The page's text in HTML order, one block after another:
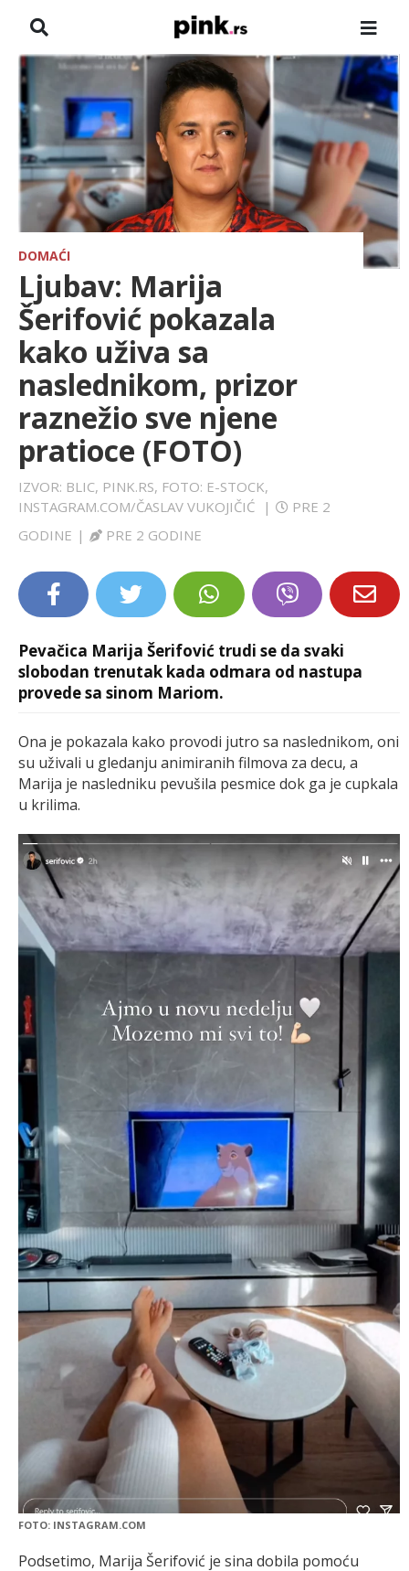
NASLOVNA
VESTI
ZADRUGA
SHOWBIZ
HRONIKA
FARMERI
SPORT
LIFESTYLE
DOMAĆI
Ljubav: Marija
Šerifović pokazala
kako uživa sa
naslednikom, prizor
raznežio sve njene
pratioce (FOTO)
IZVOR: BLIC, PINK.RS, FOTO: E-STOCK,
INSTAGRAM.COM/ČASLAV VUKOJIČIĆ
|
PRE 2
GODINE | PRE 2 GODINE
Pevačica Marija Šerifović trudi se da svaki
slobodan trenutak kada odmara od nastupa
provede sa sinom Mariom.
Ona je pokazala kako provodi jutro sa naslednikom, oni
su uživali u gledanju animiranih filmova za decu, a
Marija je nasledniku pevušila pesmice dok ga je cupkala
u krilima.
FOTO: INSTAGRAM.COM
Podsetimo, Marija Šerifović je sina dobila pomoću